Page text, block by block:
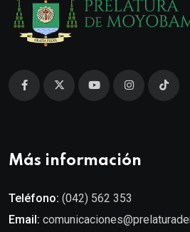
Más información
Teléfono: (042) 562 353
Email: